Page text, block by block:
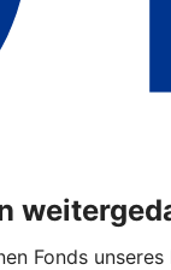
Fonds